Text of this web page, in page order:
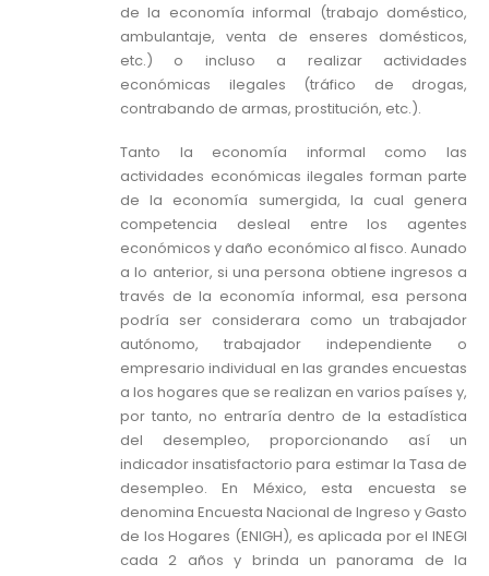
de la economía informal (trabajo doméstico,
ambulantaje, venta de enseres domésticos,
etc.) o incluso a realizar actividades
económicas ilegales (tráfico de drogas,
contrabando de armas, prostitución, etc.).
Tanto la economía informal como las
actividades económicas ilegales forman parte
de la economía sumergida, la cual genera
competencia desleal entre los agentes
económicos y daño económico al fisco. Aunado
a lo anterior, si una persona obtiene ingresos a
través de la economía informal, esa persona
podría ser considerara como un trabajador
autónomo, trabajador independiente o
empresario individual en las grandes encuestas
a los hogares que se realizan en varios países y,
por tanto, no entraría dentro de la estadística
del desempleo, proporcionando así un
indicador insatisfactorio para estimar la Tasa de
desempleo. En México, esta encuesta se
denomina Encuesta Nacional de Ingreso y Gasto
de los Hogares (ENIGH), es aplicada por el INEGI
cada 2 años y brinda un panorama de la